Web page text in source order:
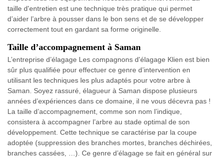
taille d'entretien est une technique très pratique qui permet
d’aider l’arbre à pousser dans le bon sens et de se développer
correctement tout en gardant sa forme originelle.
Taille d’accompagnement à Saman
L’entreprise d’élagage Les compagnons d'élagage Klien est bien
sûr plus qualifiée pour effectuer ce genre d’intervention en
utilisant les techniques les plus adaptés pour votre arbre à
Saman. Soyez rassuré, élagueur à Saman dispose plusieurs
années d’expériences dans ce domaine, il ne vous décevra pas !
La taille d’accompagnement, comme son nom l’indique,
consistera à accompagner l’arbre au stade optimal de son
développement. Cette technique se caractérise par la coupe
adoptée (suppression des branches mortes, branches déchirées,
branches cassées, …). Ce genre d’élagage se fait en général sur